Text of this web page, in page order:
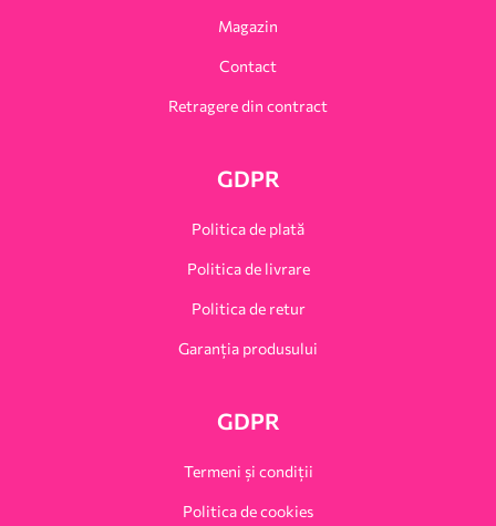
Magazin
Contact
Retragere din contract
GDPR
Politica de plată
Politica de livrare
Politica de retur
Garanția produsului
GDPR
Termeni și condiții
Politica de cookies